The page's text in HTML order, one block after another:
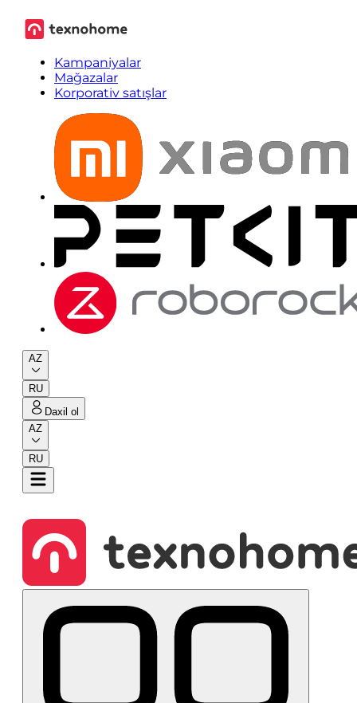
Kampaniyalar
Mağazalar
Korporativ satışlar
AZ
RU
Daxil ol
AZ
RU